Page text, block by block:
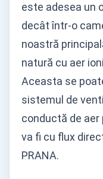
este adesea un
decât într-o
noastră
natură cu aer
Aceasta se
sistemul de
conductă de aer
va fi cu flux
PRANA.